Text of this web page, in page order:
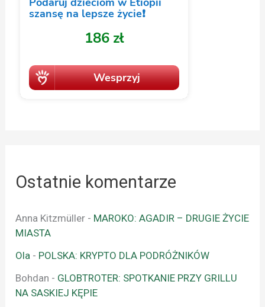
Ostatnie komentarze
Anna Kitzmüller - MAROKO: AGADIR – DRUGIE ŻYCIE
MIASTA
Ola - POLSKA: KRYPTO DLA PODRÓŻNIKÓW
Bohdan - GLOBTROTER: SPOTKANIE PRZY GRILLU
NA SASKIEJ KĘPIE